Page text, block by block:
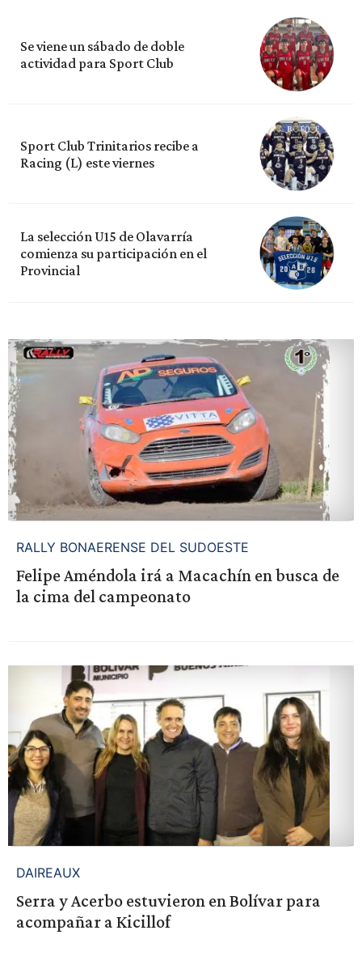
Se viene un sábado de doble
actividad para Sport Club
Sport Club Trinitarios recibe a
Racing (L) este viernes
La selección U15 de Olavarría
comienza su participación en el
Provincial
RALLY BONAERENSE DEL SUDOESTE
Felipe Améndola irá a Macachín en busca de
la cima del campeonato
DAIREAUX
Serra y Acerbo estuvieron en Bolívar para
acompañar a Kicillof